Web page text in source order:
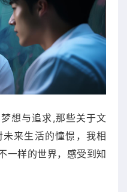
想与追求,那些关于文
来生活的憧憬，我相
一样的世界，感受到知